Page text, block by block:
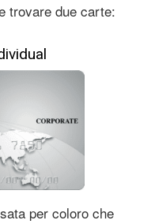
trovare due carte:
per coloro che